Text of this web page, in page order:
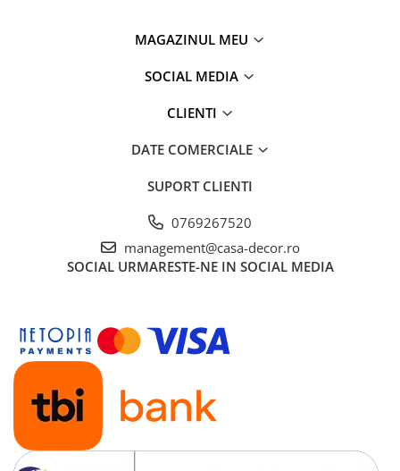
MAGAZINUL MEU
SOCIAL MEDIA
CLIENTI
DATE COMERCIALE
SUPORT CLIENTI
0769267520
management@casa-decor.ro
SOCIAL URMARESTE-NE IN SOCIAL MEDIA